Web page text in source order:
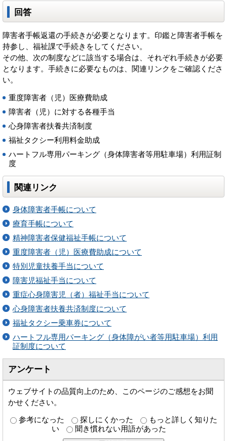
回答
障害者手帳返還の手続きが必要となります。印鑑と障害者手帳を
持参し、福祉課で手続きをしてください。
その他、次の制度などに該当する場合は、それぞれ手続きが必要
となります。手続きに必要なものは、関連リンクをご確認くださ
い。
重度障害者（児）医療費助成
障害者（児）に対する各種手当
心身障害者扶養共済制度
福祉タクシー利用料金助成
ハートフル専用パーキング（身体障害者等用駐車場）利用証制
度
関連リンク
身体障害者手帳について
療育手帳について
精神障害者保健福祉手帳について
重度障害者（児）医療費助成について
特別児童扶養手当について
障害児福祉手当について
重症心身障害児（者）福祉手当について
心身障害者扶養共済制度について
福祉タクシー乗車券について
ハートフル専用パーキング（身体障がい者等用駐車場）利用
証制度について
アンケート
ウェブサイトの品質向上のため、このページのご感想をお聞
かせください。
参考になった 探しにくかった
もっと詳しく知りた
い
聞き慣れない用語があった